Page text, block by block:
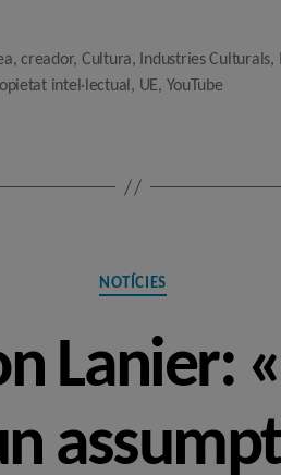
,creador, Cultura, Industries Culturals,
intel·lectual, UE, YouTube
Categories
NOTÍCIES
Lanier: